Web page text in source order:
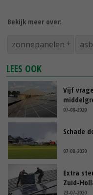
Bekijk meer over:
zonnepanelen
LEES OOK
Vijf
07-08-2020
Schade
07-08-2020
Extra
Zuid-
23-07-2020